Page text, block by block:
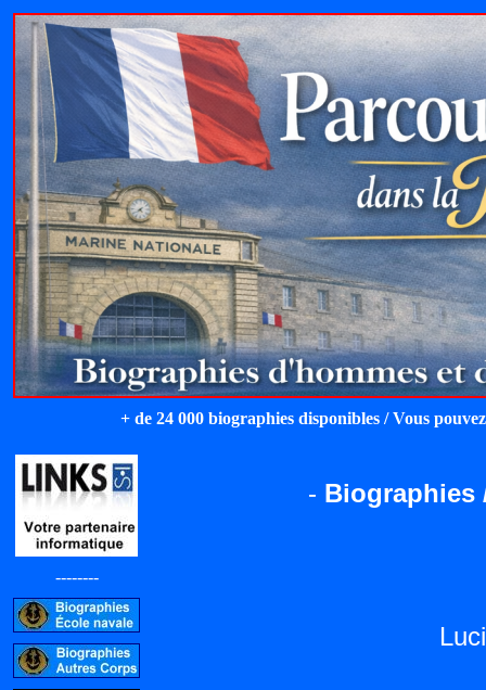
+ de 24 000 biographies disponibles / Vous
--------
- Biographies